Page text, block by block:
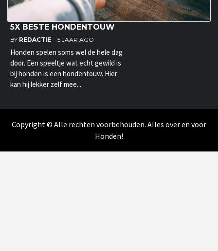
5X BESTE HONDENTOUW
BY REDACTIE 5 JAAR AGO
Honden spelen soms wel de hele dag
door. Een speeltje wat echt gewild is
bij honden is een hondentouw. Hier
kan hij lekker zelf mee...
Copyright © Alle rechten voorbehouden. Alles over en voor
Honden!